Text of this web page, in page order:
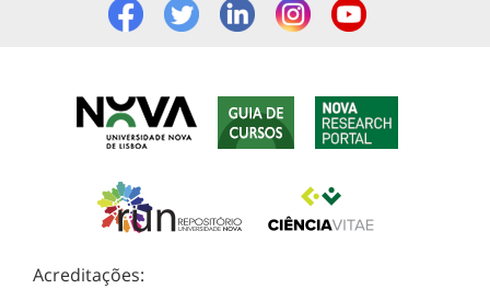
Acreditações: